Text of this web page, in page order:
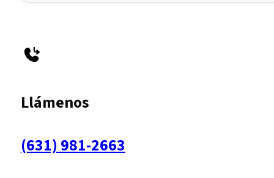
Llámenos
(631) 981-2663